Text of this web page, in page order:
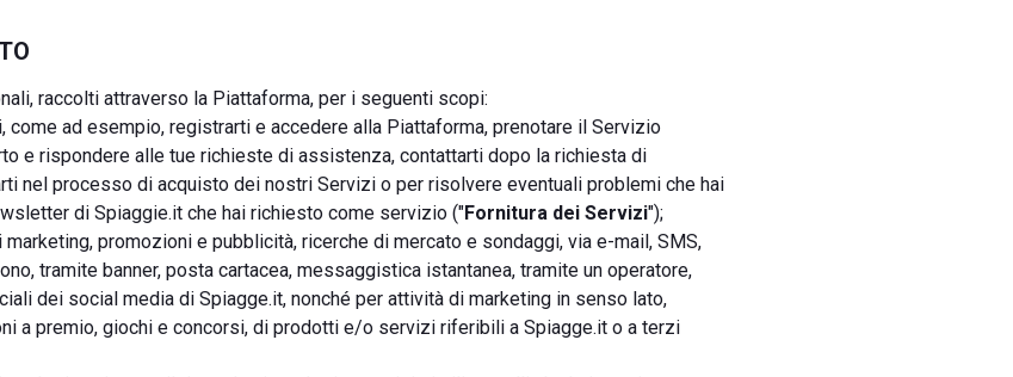
raccolti attraverso la Piattaforma, per i seguenti scopi:
ad esempio, registrarti e accedere alla Piattaforma, prenotare il Servizio
e rispondere alle tue richieste di assistenza, contattarti dopo la richiesta di
nel processo di acquisto dei nostri Servizi o per risolvere eventuali problemi che hai
di Spiaggie.it che hai richiesto come servizio ("Fornitura dei Servizi");
promozioni e pubblicità, ricerche di mercato e sondaggi, via e-mail, SMS,
tramite banner, posta cartacea, messaggistica istantanea, tramite un operatore,
dei social media di Spiagge.it, nonché per attività di marketing in senso lato,
a premio, giochi e concorsi, di prodotti e/o servizi riferibili a Spiagge.it o a terzi